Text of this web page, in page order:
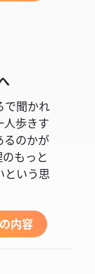
で聞かれ
人歩きす
るのかが
もっと
という思
内容